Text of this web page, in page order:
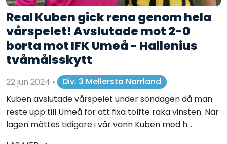
Real Kuben gick rena genom hela
vårspelet! Avslutade mot 2-0
borta mot IFK Umeå - Hallenius
tvåmålsskytt
22 jun 2024 •
Div. 3 Mellersta Norrland
Kuben avslutade vårspelet under söndagen då man
reste upp till Umeå för att fixa tolfte raka vinsten. När
lagen möttes tidigare i vår vann Kuben med h...